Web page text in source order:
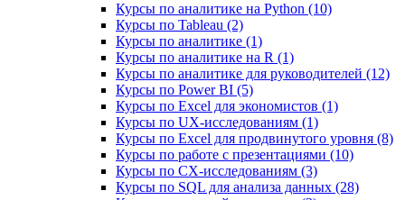
Курсы по аналитике на Python (10)
Курсы по Tableau (2)
Курсы по аналитике (1)
Курсы по аналитике на R (1)
Курсы по аналитике для руководителей (12)
Курсы по Power BI (5)
Курсы по Excel для экономистов (1)
Курсы по UX‑исследованиям (1)
Курсы по Excel для продвинутого уровня (8)
Курсы по работе с презентациями (10)
Курсы по CX-исследованиям (3)
Курсы по SQL для анализа данных (28)